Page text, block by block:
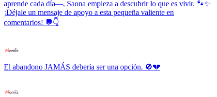
aprende cada día—, Saona empieza a descubrir lo que es vivir. 🐾✨
¡Déjale un mensaje de apoyo a esta pequeña valiente en
comentarios! 💬👇
El abandono JAMÁS debería ser una opción. 🚫💔